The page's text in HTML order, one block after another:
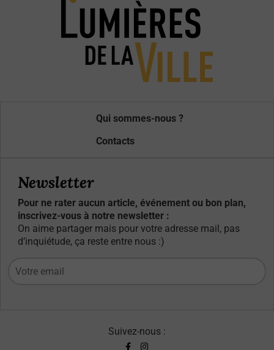
Qui sommes-nous ?
Contacts
Newsletter
Pour ne rater aucun article, événement ou bon plan,
inscrivez-vous à notre newsletter :
On aime partager mais pour votre adresse mail, pas
d’inquiétude, ça reste entre nous :)
Suivez-nous :